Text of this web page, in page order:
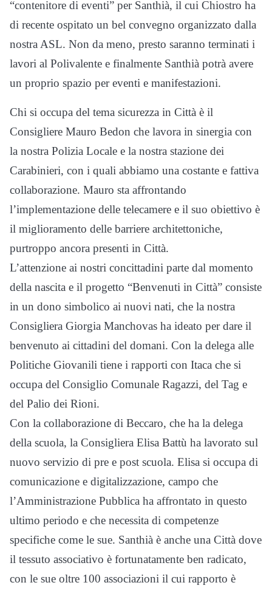
“contenitore di eventi” per Santhià, il cui Chiostro ha
di recente ospitato un bel convegno organizzato dalla
nostra ASL. Non da meno, presto saranno terminati i
lavori al Polivalente e finalmente Santhià potrà avere
un proprio spazio per eventi e manifestazioni.
Chi si occupa del tema sicurezza in Città è il
Consigliere Mauro Bedon che lavora in sinergia con
la nostra Polizia Locale e la nostra stazione dei
Carabinieri, con i quali abbiamo una costante e fattiva
collaborazione. Mauro sta affrontando
l’implementazione delle telecamere e il suo obiettivo è
il miglioramento delle barriere architettoniche,
purtroppo ancora presenti in Città.
L’attenzione ai nostri concittadini parte dal momento
della nascita e il progetto “Benvenuti in Città” consiste
in un dono simbolico ai nuovi nati, che la nostra
Consigliera Giorgia Manchovas ha ideato per dare il
benvenuto ai cittadini del domani. Con la delega alle
Politiche Giovanili tiene i rapporti con Itaca che si
occupa del Consiglio Comunale Ragazzi, del Tag e
del Palio dei Rioni.
Con la collaborazione di Beccaro, che ha la delega
della scuola, la Consigliera Elisa Battù ha lavorato sul
nuovo servizio di pre e post scuola. Elisa si occupa di
comunicazione e digitalizzazione, campo che
l’Amministrazione Pubblica ha affrontato in questo
ultimo periodo e che necessita di competenze
specifiche come le sue. Santhià è anche una Città dove
il tessuto associativo è fortunatamente ben radicato,
con le sue oltre 100 associazioni il cui rapporto è